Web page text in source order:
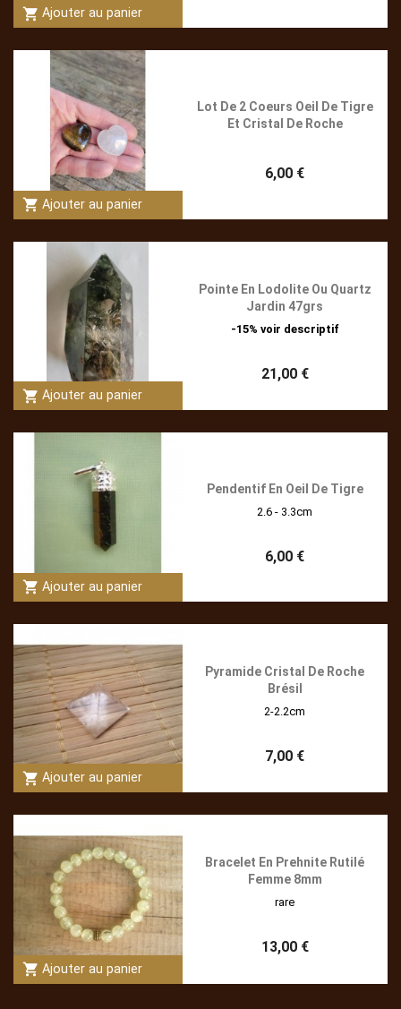
shopping_cart Ajouter au panier
shopping_cart Ajouter au panier
Lot De 2 Coeurs Oeil De Tigre
Et Cristal De Roche
6,00 €
shopping_cart Ajouter au panier
Pointe En Lodolite Ou Quartz
Jardin 47grs
-15% voir descriptif
21,00 €
shopping_cart Ajouter au panier
Pendentif En Oeil De Tigre
2.6 - 3.3cm
6,00 €
shopping_cart Ajouter au panier
Pyramide Cristal De Roche
Brésil
2-2.2cm
7,00 €
shopping_cart Ajouter au panier
Bracelet En Prehnite Rutilé
Femme 8mm
rare
13,00 €